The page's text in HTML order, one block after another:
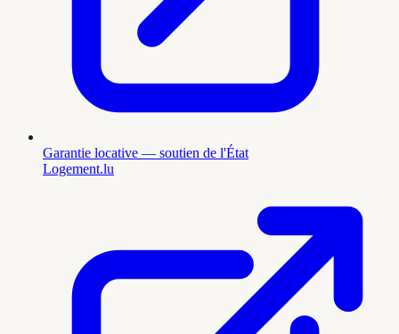
Garantie locative — soutien de l'État
Logement.lu